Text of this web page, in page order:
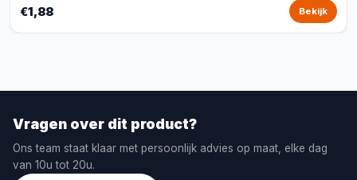
€1,88 Bekijk
Vragen over dit product?
Ons team staat klaar met persoonlijk advies op maat, elke dag
van 10u tot 20u.